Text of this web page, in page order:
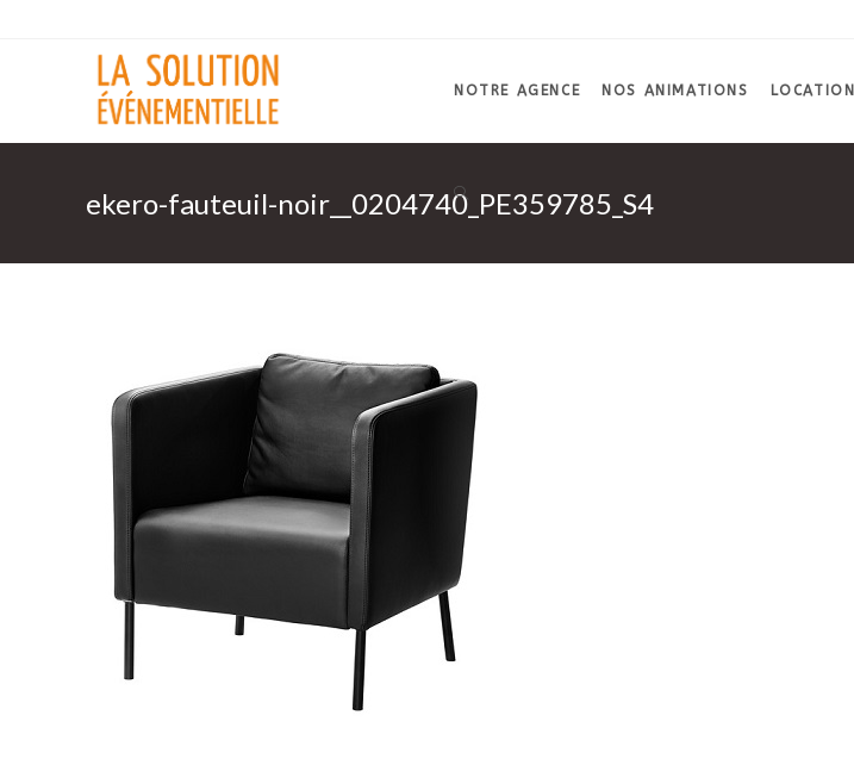
NOTRE AGENCE NOS ANIMATIONS LOCATION
ekero-fauteuil-noir__0204740_PE359785_S4